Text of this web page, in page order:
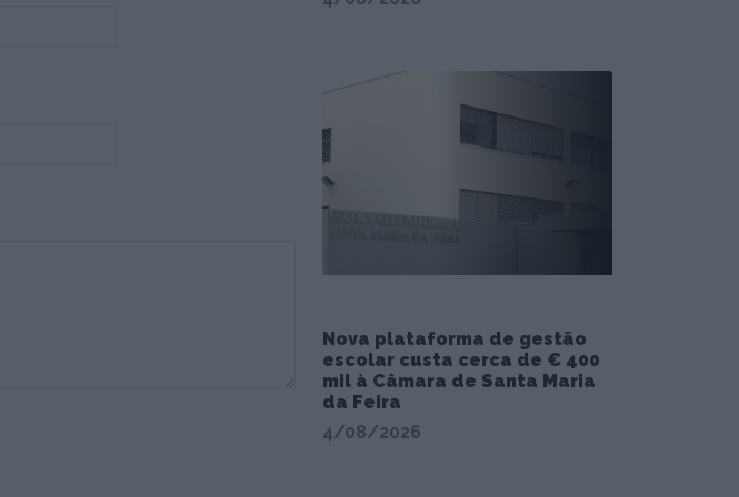
Nova plataforma de gestão
escolar custa cerca de € 400
mil à Câmara de Santa Maria
da Feira
4/08/2026